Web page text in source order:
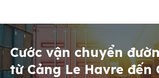
Cước vận chuyển
từ Cảng Le Havre đến